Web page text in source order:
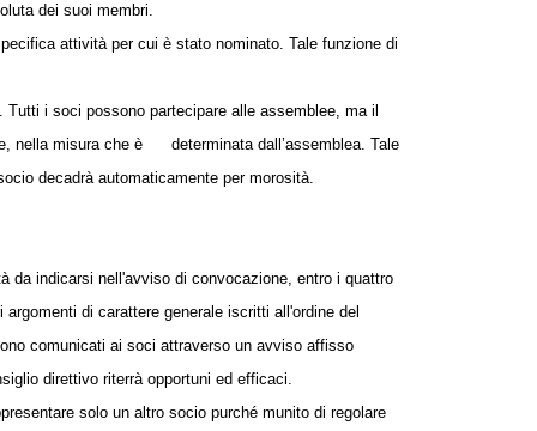
dei suoi membri.
attività per cui è stato nominato. Tale funzione di
i soci possono partecipare alle assemblee, ma il
nella misura che è determinata dall’assemblea. Tale
decadrà automaticamente per morosità.
da indicarsi nell'avviso di convocazione, entro i quattro
di carattere generale iscritti all'ordine del
comunicati ai soci attraverso un avviso affisso
direttivo riterrà opportuni ed efficaci.
solo un altro socio purché munito di regolare